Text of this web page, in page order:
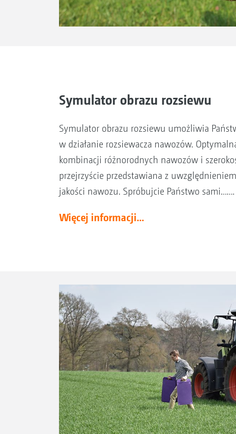
Symulator obrazu rozsiewu
Symulator obrazu rozsiewu umożliwia
w działanie rozsiewacza nawozów.
kombinacji różnorodnych nawozów i
przejrzyście przedstawiana z
jakości nawozu. Spróbujcie Państwo sami…….
Więcej informacji...